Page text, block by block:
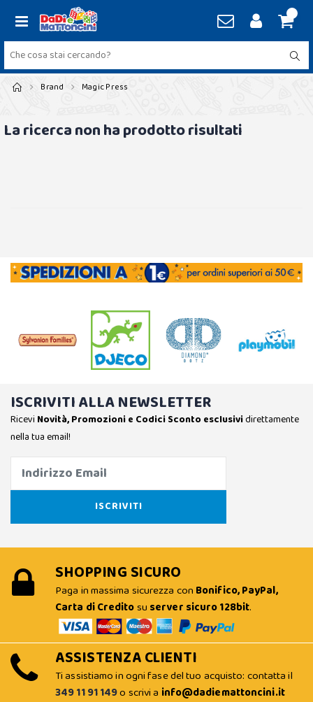
Brand Magic Press
La ricerca non ha prodotto risultati
ISCRIVITI ALLA NEWSLETTER
Ricevi Novità, Promozioni e Codici Sconto esclusividirettamente
nella tua email!
SHOPPING SICURO
Paga in massima sicurezza con Bonifico, PayPal,
Carta di Creditosu server sicuro 128bit.
ASSISTENZA CLIENTI
Ti assistiamo in ogni fase del tuo acquisto: contatta il
349 11 91 149o scrivi a info@dadiemattoncini.it